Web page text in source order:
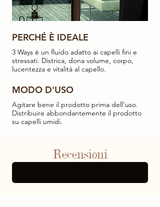
PERCHÉ È IDEALE
3 Ways è un fluido adatto ai capelli fini e
stressati. Districa, dona volume, corpo,
lucentezza e vitalità al capello.
MODO D'USO
Agitare bene il prodotto prima dell’uso.
Distribuire abbondantemente il prodotto
su capelli umidi.
Recensioni